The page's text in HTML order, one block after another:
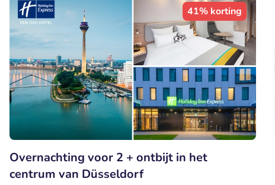
41% korting
Overnachting voor 2 + ontbijt in het
centrum van Düsseldorf